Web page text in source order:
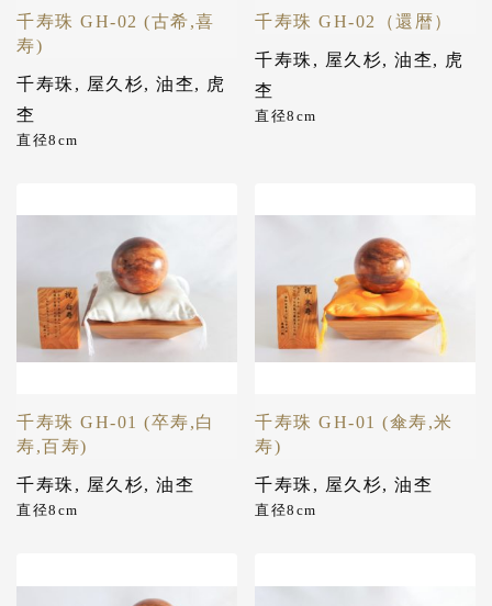
千寿珠 GH-02 (古希,喜
寿)
千寿珠 , 屋久杉, 油杢, 虎
杢
直径8cm
千寿珠 GH-02（還暦）
千寿珠 , 屋久杉,油杢, 虎
杢
直径8cm
千寿珠 GH-01 (卒寿,白
寿,百寿)
千寿珠 , 屋久杉, 油杢
直径8cm
千寿珠 GH-01 (傘寿,米
寿)
千寿珠 , 屋久杉,油杢
直径8cm